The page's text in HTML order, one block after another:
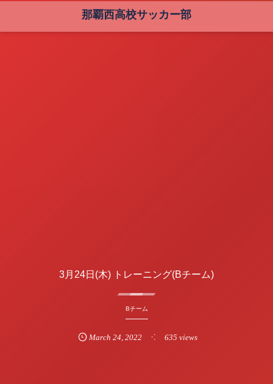
那覇西高校サッカー部
3月24日(木) トレーニング(Bチーム)
Bチーム
March 24, 2022 635 views